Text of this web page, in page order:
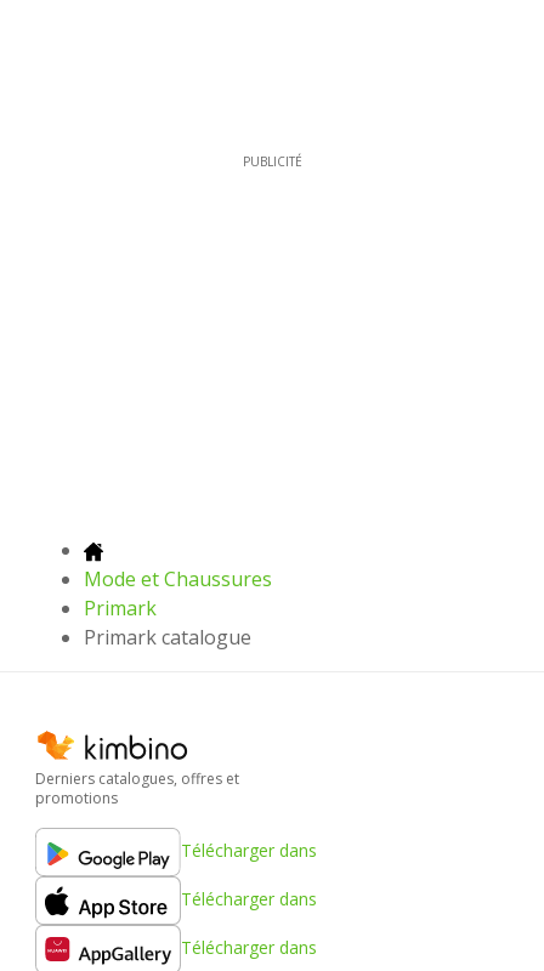
PUBLICITÉ
Mode et Chaussures
Primark
Primark catalogue
Derniers catalogues, offres et
promotions
Télécharger dans
Télécharger dans
Télécharger dans